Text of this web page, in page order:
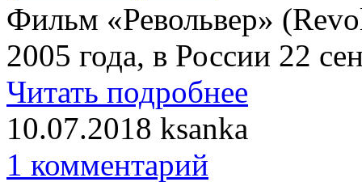
Фильм «Револьвер»
2005 года, в России 22
Читать подробнее
10.07.2018 ksanka
1 комментарий